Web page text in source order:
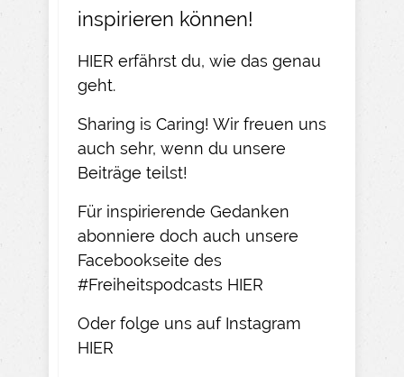
inspirieren können!
HIER erfährst du, wie das genau
geht.​
Sharing is Caring! Wir freuen uns
auch sehr, wenn du unsere
Beiträge teilst!​
Für inspirierende Gedanken
abonniere doch auch unsere
Facebookseite des
#Freiheitspodcasts HIER
Oder folge uns auf Instagram
HIER​